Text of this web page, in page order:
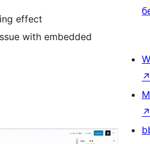
effect
with embedded
↗
↗